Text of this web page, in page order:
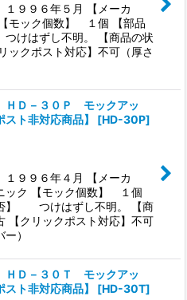
９６年５月 【メーカ
ック個数】 １個 【部品
けはずし不明。 【商品の状
クポスト対応】不可（厚さ
ＨＤ－３０Ｐ モックアッ
ト非対応商品】
[HD-30P]
９６年４月 【メーカ
ク 【モック個数】 １個
否】 つけはずし不明。 【商
クリックポスト対応】不可
）
ＨＤ－３０Ｔ モックアッ
ト非対応商品】
[HD-30T]